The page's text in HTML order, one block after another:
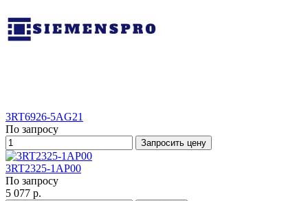
3RT6926-5AG21
По запросу
Запросить цену
3RT2325-1AP00
По запросу
5 077 р.